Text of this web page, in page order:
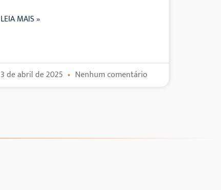
LEIA MAIS »
3 de abril de 2025 Nenhum comentário